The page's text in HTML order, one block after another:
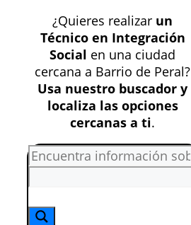
¿Quieres realizar un
Técnico en Integración
Social en una ciudad
cercana a Barrio de Peral?
Usa nuestro buscador y
localiza las opciones
cercanas a ti.